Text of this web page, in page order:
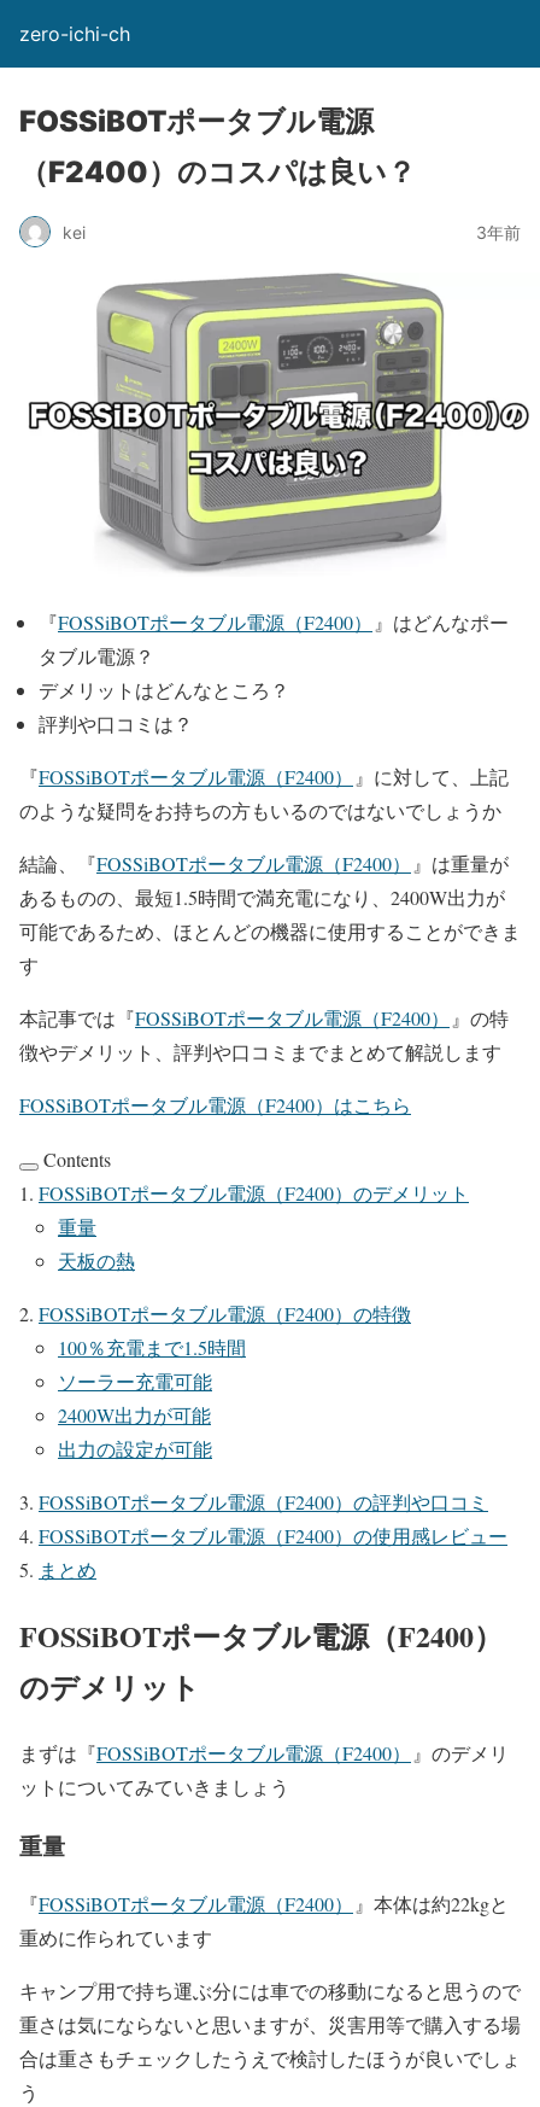
zero-ichi-ch
FOSSiBOTポータブル電源
（F2400）のコスパは良い？
kei 3年前
『FOSSiBOTポータブル電源（F2400）
』はどんなポー
タブル電源？
デメリットはどんなところ？
評判や口コミは？
『FOSSiBOTポータブル電源（F2400）
』に対して、上記
のような疑問をお持ちの方もいるのではないでしょうか
結論、『FOSSiBOTポータブル電源（F2400）
』は重量が
あるものの、最短1.5時間で満充電になり、2400W出力が
可能であるため、ほとんどの機器に使用することができま
す
本記事では『FOSSiBOTポータブル電源（F2400）
』の特
徴やデメリット、評判や口コミまでまとめて解説します
FOSSiBOTポータブル電源（F2400）はこちら
Contents
FOSSiBOTポータブル電源（F2400）のデメリット
重量
天板の熱
FOSSiBOTポータブル電源（F2400）の特徴
100％充電まで1.5時間
ソーラー充電可能
2400W出力が可能
出力の設定が可能
FOSSiBOTポータブル電源（F2400）の評判や口コミ
FOSSiBOTポータブル電源（F2400）の使用感レビュー
まとめ
FOSSiBOTポータブル電源（F2400）
のデメリット
まずは『FOSSiBOTポータブル電源（F2400）
』のデメリ
ットについてみていきましょう
重量
『FOSSiBOTポータブル電源（F2400）
』本体は約22kgと
重めに作られています
キャンプ用で持ち運ぶ分には車での移動になると思うので
重さは気にならないと思いますが、災害用等で購入する場
合は重さもチェックしたうえで検討したほうが良いでしょ
う